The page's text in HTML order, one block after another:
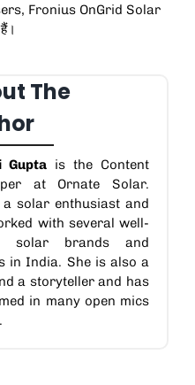
, Fronius OnGrid Solar
The
Gupta is the Content
at Ornate Solar.
a solar enthusiast and
with several well-
solar brands and
in India. She is also a
a storyteller and has
in many open mics